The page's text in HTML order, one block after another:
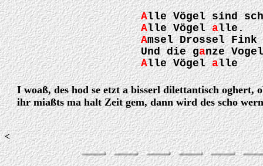
Alle Vögel sind
Alle Vögelalle.
Amsel Drossel Fink
Und die ganze
Alle Vögelalle
I woaß, des hod se etzt a bisserl dilettantisch oghert,
ihr miaßts ma halt Zeit gem, dann wird des scho
<